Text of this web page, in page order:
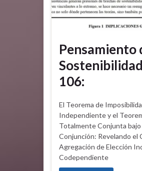
Pensamiento
106:
El Teorema de
Independiente y el
Totalmente Conjunta
Conjunción: Revelando el
Agregación de Elección
Codependiente